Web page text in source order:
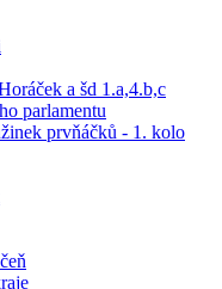
a šd 1.a,4.b,c
parlamentu
prvňáčků - 1. kolo